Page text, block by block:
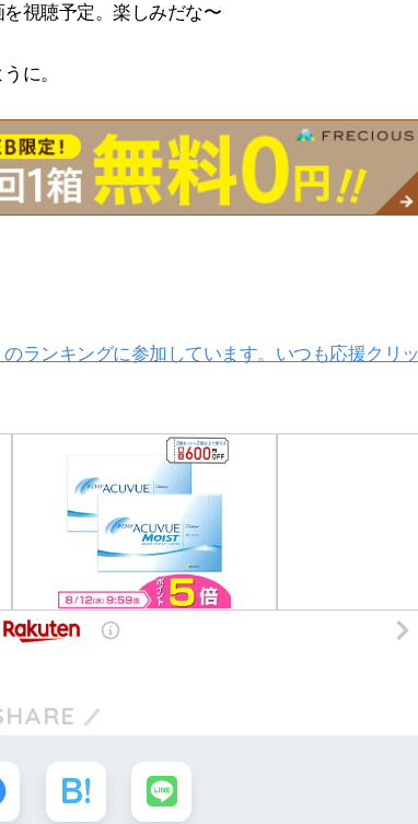
視聴予定。楽しみだな〜
に。
ランキングに参加しています。いつも応援クリッ